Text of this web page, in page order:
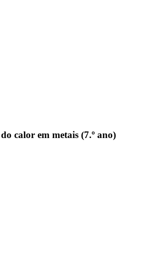
calor em metais (7.º ano)